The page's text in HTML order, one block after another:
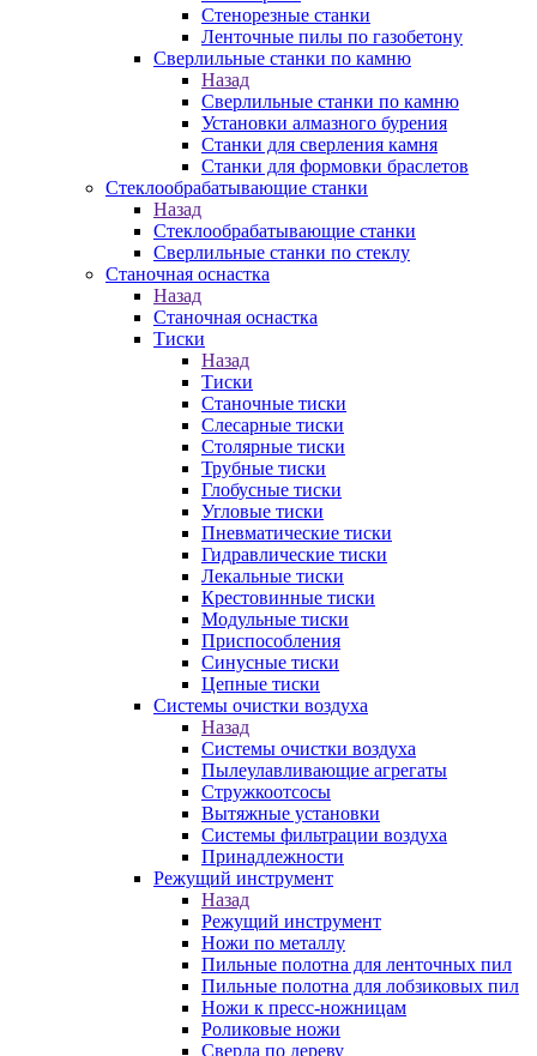
Стенорезные станки
Ленточные пилы по газобетону
Сверлильные станки по камню
Назад
Сверлильные станки по камню
Установки алмазного бурения
Станки для сверления камня
Станки для формовки браслетов
Стеклообрабатывающие станки
Назад
Стеклообрабатывающие станки
Сверлильные станки по стеклу
Станочная оснастка
Назад
Станочная оснастка
Тиски
Назад
Тиски
Станочные тиски
Слесарные тиски
Столярные тиски
Трубные тиски
Глобусные тиски
Угловые тиски
Пневматические тиски
Гидравлические тиски
Лекальные тиски
Крестовинные тиски
Модульные тиски
Приспособления
Синусные тиски
Цепные тиски
Системы очистки воздуха
Назад
Системы очистки воздуха
Пылеулавливающие агрегаты
Стружкоотсосы
Вытяжные установки
Системы фильтрации воздуха
Принадлежности
Режущий инструмент
Назад
Режущий инструмент
Ножи по металлу
Пильные полотна для ленточных пил
Пильные полотна для лобзиковых пил
Ножи к пресс-ножницам
Роликовые ножи
Сверла по дереву